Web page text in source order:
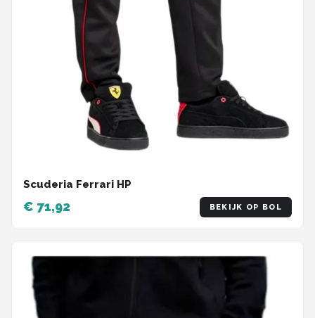
Scuderia Ferrari HP
€ 71,92 BEKIJK OP BOL